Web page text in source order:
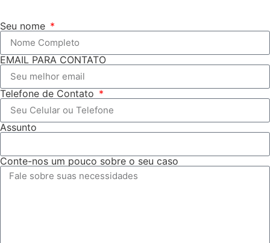
Seu nome
EMAIL PARA CONTATO
Telefone de Contato
Assunto
Conte-nos um pouco sobre o seu caso